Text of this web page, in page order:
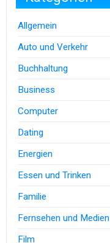
Allgemein
Auto und Verkehr
Buchhaltung
Business
Computer
Dating
Energien
Essen und Trinken
Familie
Fernsehen und Medien
Film